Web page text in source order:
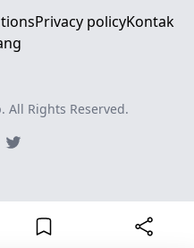
Privacy policyKontak
. All Rights Reserved.